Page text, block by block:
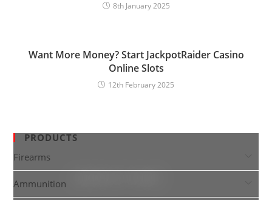
8th January 2025
Want More Money? Start JackpotRaider Casino
Online Slots
12th February 2025
PRODUCTS
Firearms
Ammunition